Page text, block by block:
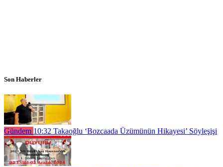
Son Haberler
Gündem 10:32 Takaoğlu ‘Bozcaada Üzümünün Hikayesi’ Söyleşişi